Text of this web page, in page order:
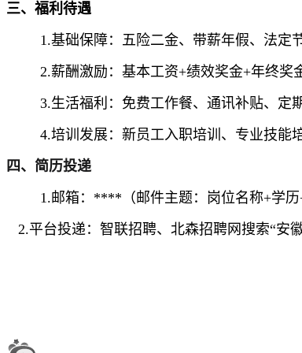
三、福利待遇
1.基础保障：五险二金、带薪年假、法定
2.薪酬激励：基本工资+绩效奖金+年终奖
3.生活福利：免费工作餐、通讯补贴、定
4.培训发展：新员工入职培训、专业技能
四、简历投递
1.邮箱：****（邮件主题：岗位名称+学历
2.平台投递：智联招聘、北森招聘网搜索“安